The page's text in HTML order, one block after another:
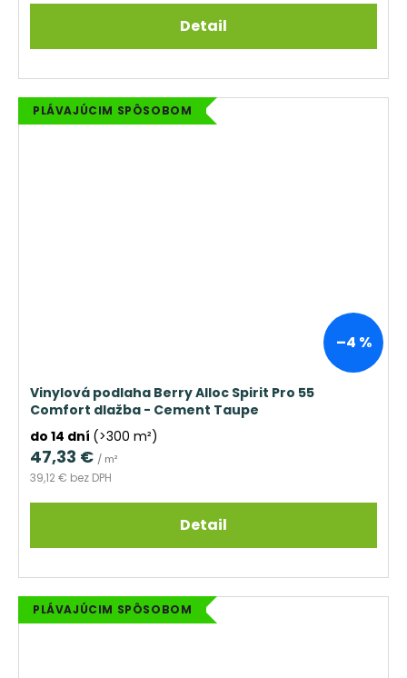
Detail
PLÁVAJÚCIM SPÔSOBOM
–4 %
Vinylová podlaha Berry Alloc Spirit Pro 55
Comfort dlažba - Cement Taupe
do 14 dní (>300 m²)
39,12 € bez DPH
47,33 € / m²
Detail
PLÁVAJÚCIM SPÔSOBOM